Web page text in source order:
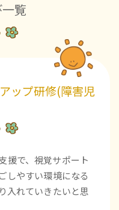
覧
ップ研修(障害児
援で、視覚サポート
しやすい環境になる
入れていきたいと思